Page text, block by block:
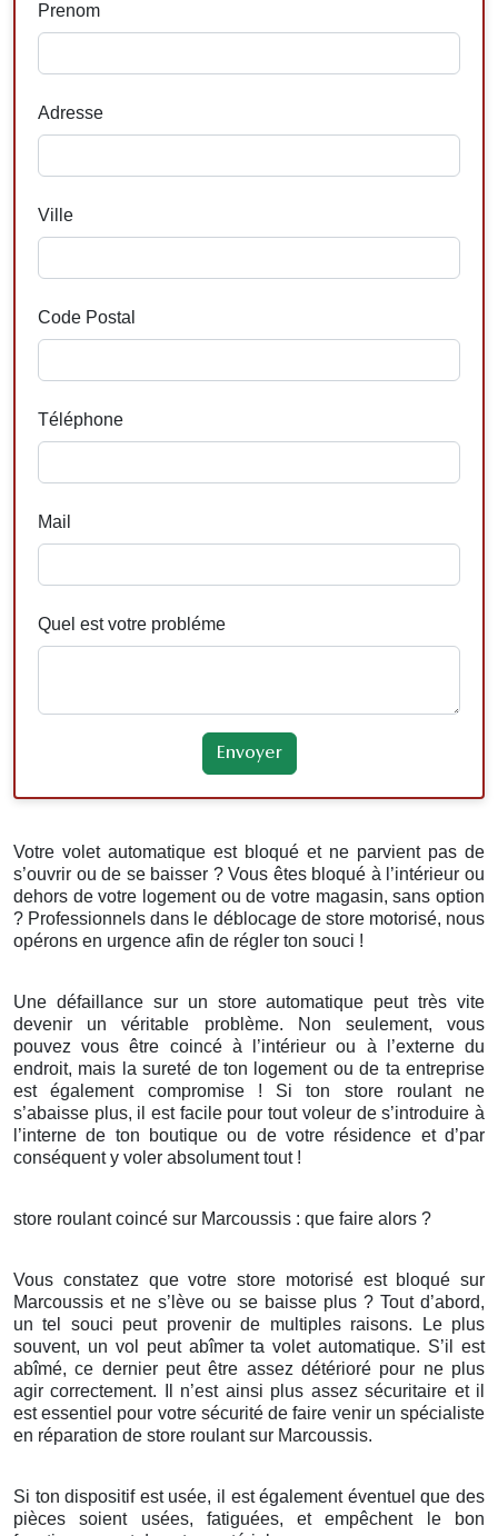
Prenom
Adresse
Ville
Code Postal
Téléphone
Mail
Quel est votre probléme
Votre volet automatique est bloqué et ne parvient pas de
s’ouvrir ou de se baisser ? Vous êtes bloqué à l’intérieur ou
dehors de votre logement ou de votre magasin, sans option
? Professionnels dans le déblocage de store motorisé, nous
opérons en urgence afin de régler ton souci !
Une défaillance sur un store automatique peut très vite
devenir un véritable problème. Non seulement, vous
pouvez vous être coincé à l’intérieur ou à l’externe du
endroit, mais la sureté de ton logement ou de ta entreprise
est également compromise ! Si ton store roulant ne
s’abaisse plus, il est facile pour tout voleur de s’introduire à
l’interne de ton boutique ou de votre résidence et d’par
conséquent y voler absolument tout !
store roulant coincé sur Marcoussis : que faire alors ?
Vous constatez que votre store motorisé est bloqué sur
Marcoussis et ne s’lève ou se baisse plus ? Tout d’abord,
un tel souci peut provenir de multiples raisons. Le plus
souvent, un vol peut abîmer ta volet automatique. S’il est
abîmé, ce dernier peut être assez détérioré pour ne plus
agir correctement. Il n’est ainsi plus assez sécuritaire et il
est essentiel pour votre sécurité de faire venir un spécialiste
en réparation de store roulant sur Marcoussis.
Si ton dispositif est usée, il est également éventuel que des
pièces soient usées, fatiguées, et empêchent le bon